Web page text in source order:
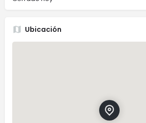
Ubicación